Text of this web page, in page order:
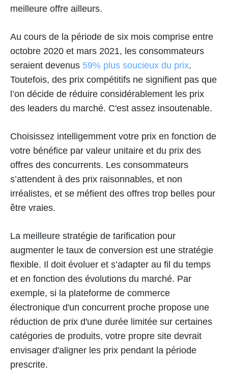
meilleure offre ailleurs.
Au cours de la période de six mois comprise entre
octobre 2020 et mars 2021, les consommateurs
seraient devenus 59% plus soucieux du prix.
Toutefois, des prix compétitifs ne signifient pas que
l’on décide de réduire considérablement les prix
des leaders du marché. C'est assez insoutenable.
Choisissez intelligemment votre prix en fonction de
votre bénéfice par valeur unitaire et du prix des
offres des concurrents. Les consommateurs
s’attendent à des prix raisonnables, et non
irréalistes, et se méfient des offres trop belles pour
être vraies.
La meilleure stratégie de tarification pour
augmenter le taux de conversion est une stratégie
flexible. Il doit évoluer et s’adapter au fil du temps
et en fonction des évolutions du marché. Par
exemple, si la plateforme de commerce
électronique d'un concurrent proche propose une
réduction de prix d'une durée limitée sur certaines
catégories de produits, votre propre site devrait
envisager d'aligner les prix pendant la période
prescrite.